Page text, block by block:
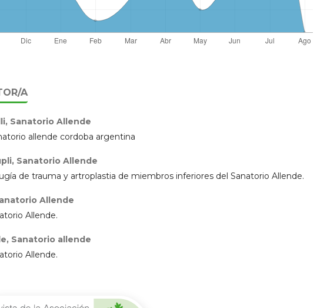
A
Sanatorio Allende
allende cordoba argentina
Sanatorio Allende
de trauma y artroplastia de miembros inferiores del Sanatorio Allende.
Allende
Allende.
Sanatorio allende
Allende.